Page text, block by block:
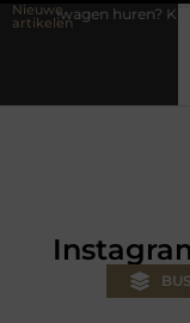
Nieuwe
artikelen
de juiste aanhanger